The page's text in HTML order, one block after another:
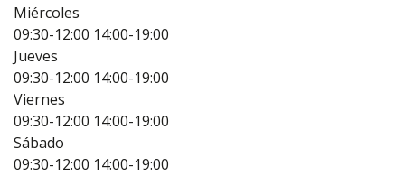
Miércoles
09:30-12:00 14:00-19:00
Jueves
09:30-12:00 14:00-19:00
Viernes
09:30-12:00 14:00-19:00
Sábado
09:30-12:00 14:00-19:00